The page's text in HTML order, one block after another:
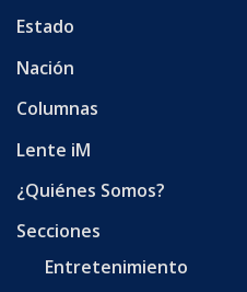
Estado
Nación
Columnas
Lente iM
¿Quiénes Somos?
Secciones
Entretenimiento